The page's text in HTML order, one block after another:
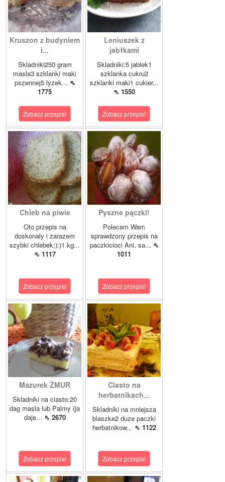
Kruszon z budyniem
i...
Skladniki250 gram
masla3 szklanki maki
pszennej5 lyzek... ⇖
1775
Zobacz przepis!
Leniuszek z
jabłkami
Skladniki:5 jablek1
szklanka cukru2
szklanki maki1 cukier...
⇖ 1550
Zobacz przepis!
Chleb na piwie
Oto przepis na
doskonaly i zarazem
szybki chlebek:):)1 kg...
⇖ 1117
Zobacz przepis!
Pyszne pączki!
Polecam Wam
sprawdzony przepis na
paczkicioci Ani, sa... ⇖
1011
Zobacz przepis!
Mazurek ŻMUR
Skladniki na ciasto:20
dag masla lub Palmy (ja
daje... ⇖ 2670
Zobacz przepis!
Ciasto na
herbatnikach...
Skladniki na mniejsza
blaszke2 duze paczki
herbatnikow... ⇖ 1122
Zobacz przepis!